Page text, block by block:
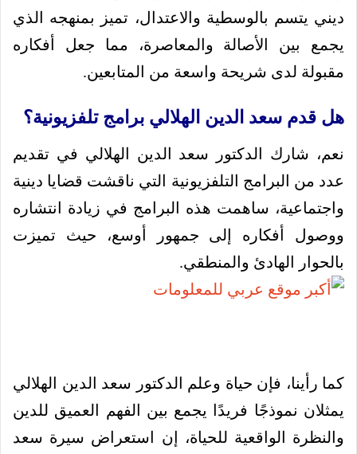
ديني يتسم بالوسطية والاعتدال، تميز بمنهجه الذي
يجمع بين الأصالة والمعاصرة، مما جعل أفكاره
مقبولة لدى شريحة واسعة من المتابعين.
هل قدم سعد الدين الهلالي برامج تلفزيونية؟
نعم، شارك الدكتور سعد الدين الهلالي في تقديم
عدد من البرامج التلفزيونية التي ناقشت قضايا دينية
واجتماعية، ساهمت هذه البرامج في زيادة انتشاره
ووصول أفكاره إلى جمهور أوسع، حيث تميزت
بالحوار الهادئ والمنطقي.
كما رأينا، فإن حياة وعلم الدكتور سعد الدين الهلالي
يمثلان نموذجًا فريدًا يجمع بين الفهم العميق للدين
والنظرة الواقعية للحياة، إن استعراض سيرة سعد